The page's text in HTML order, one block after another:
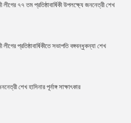
লীগের ৭৭ তম প্রতিষ্ঠাবার্ষিকী উপলক্ষ্যে জননেত্রী শেখ
প্রতিষ্ঠাবার্ষিকীতে সভাপতি বঙ্গবন্ধুকন্যা শেখ
শেখ হাসিনার পূর্নাঙ্গ সাক্ষাৎকার